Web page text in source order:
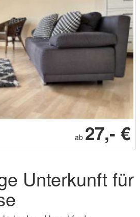
ab 27,- €
Unterkunft für